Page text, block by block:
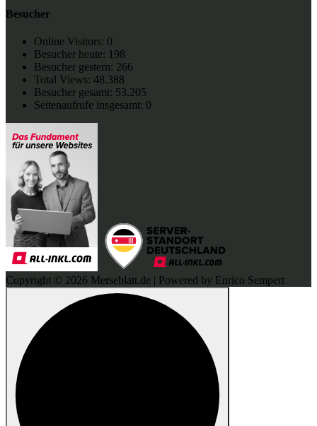
Besucher
Online Visitors: 0
Besucher heute: 198
Besucher gestern: 266
Total Views: 48.388
Besucher gesamt: 53.205
Seitenaufrufe insgesamt: 0
Copyright © 2026 Merseblatt.de | Powered by Enrico Sempert